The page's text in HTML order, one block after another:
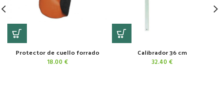
Protector de cuello forrado
18.00 €
Calibrador 36 cm
32.40 €